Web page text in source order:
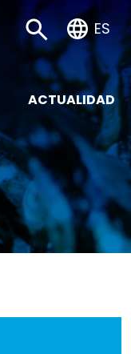
BUSCAR
ES
ACTUALIDAD